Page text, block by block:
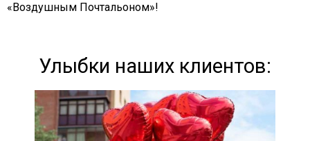
«Воздушным Почтальоном»!
Улыбки наших клиентов: